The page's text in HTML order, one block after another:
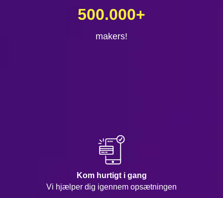
makers!
500.000+
Kom hurtigt i gang
Vi hjælper dig igennem opsætningen